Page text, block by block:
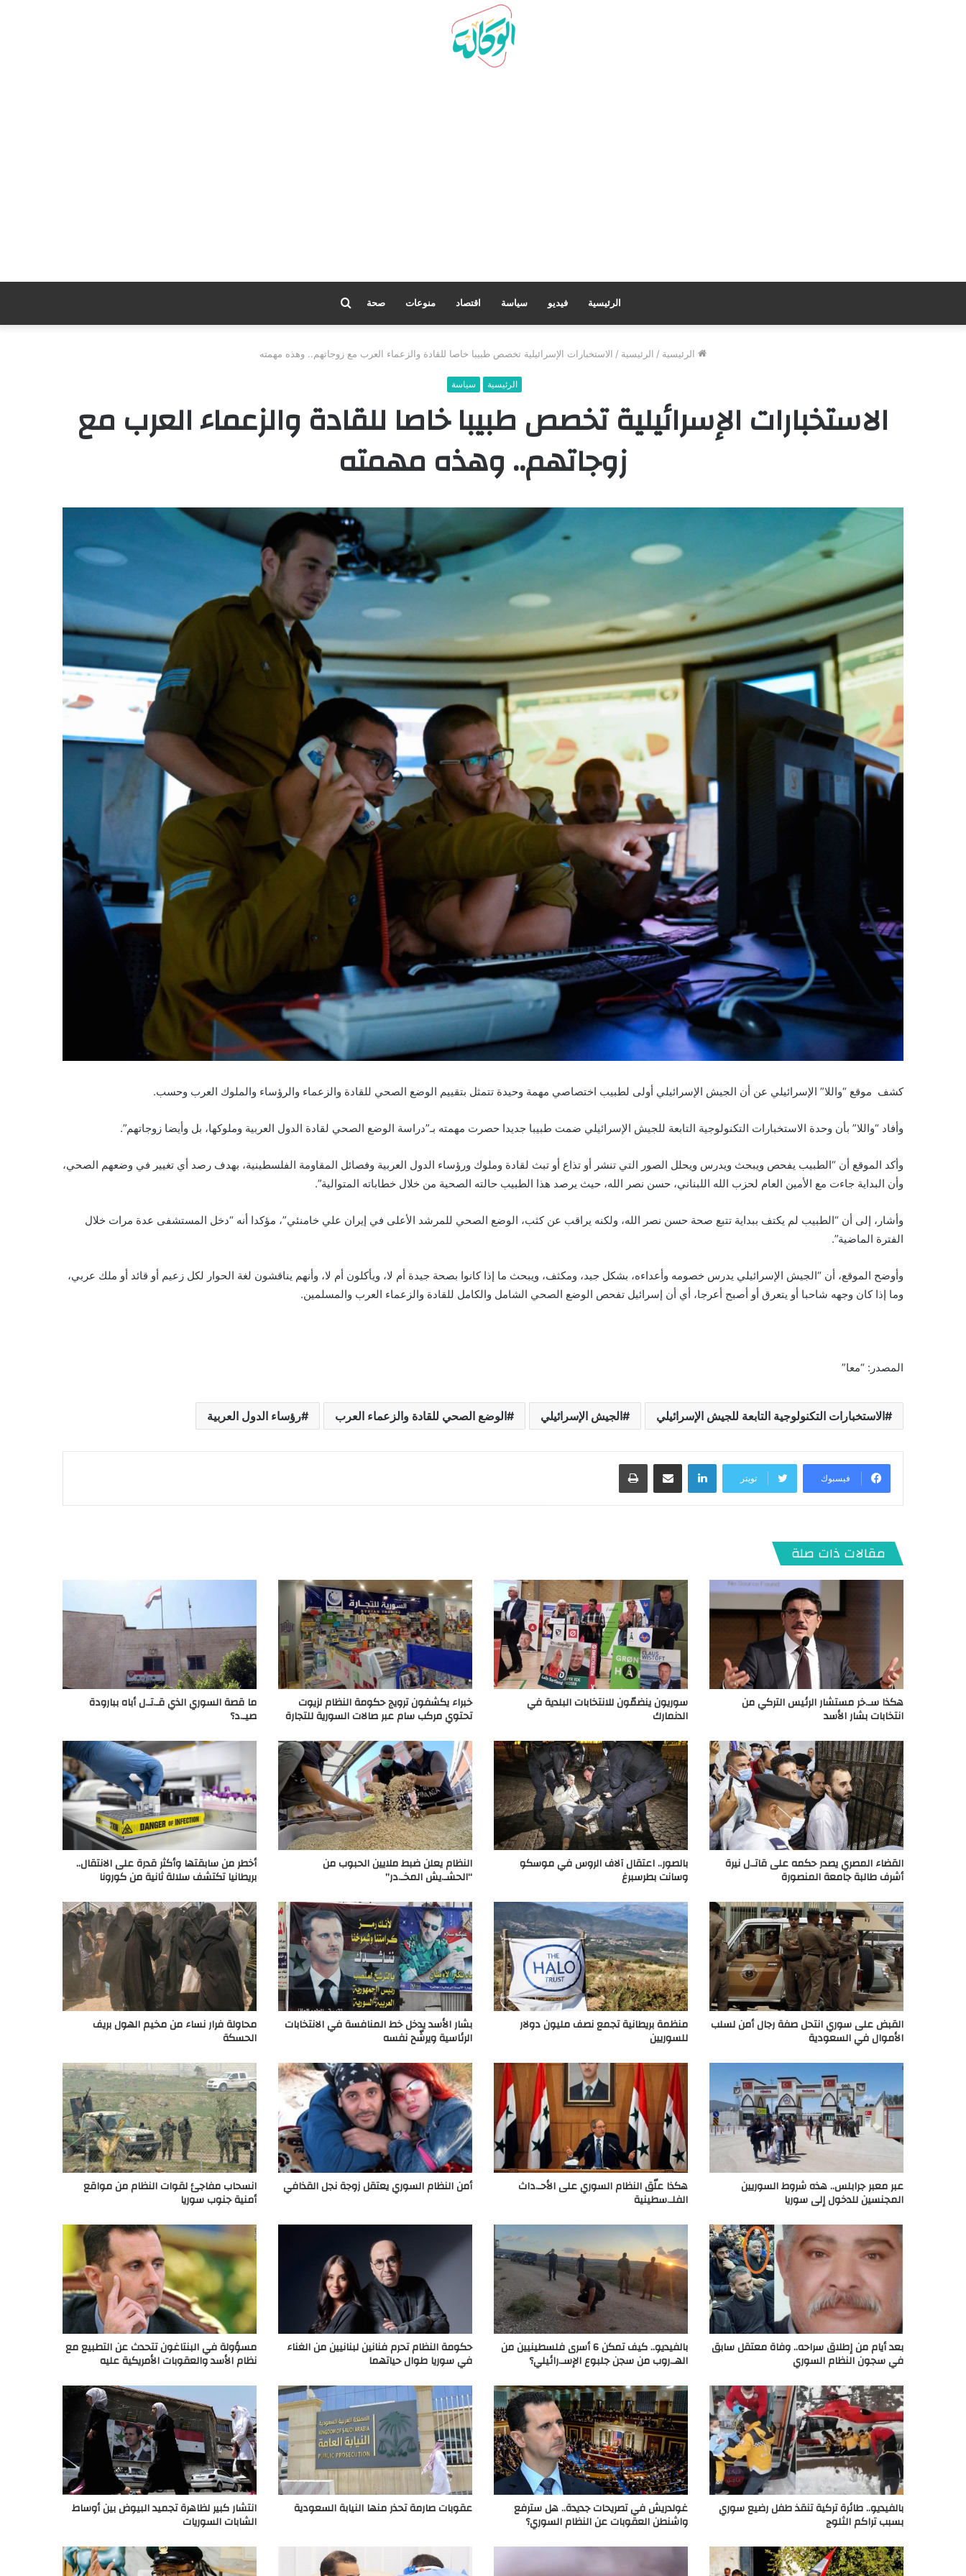
الرئيسية فيديو سياسة اقتصاد منوعات صحة
الرئيسية / الرئيسية / الاستخبارات الإسرائيلية تخصص طبيبا خاصا للقادة والزعماء العرب مع زوجاتهم.. وهذه مهمته
الرئيسية سياسة
الاستخبارات الإسرائيلية تخصص طبيبا خاصا للقادة والزعماء العرب مع
زوجاتهم.. وهذه مهمته
كشف موقع “واللا” الإسرائيلي عن أن الجيش الإسرائيلي أولى لطبيب اختصاصي مهمة وحيدة تتمثل بتقييم الوضع الصحي للقادة والزعماء والرؤساء والملوك العرب وحسب.
وأفاد “واللا” بأن وحدة الاستخبارات التكنولوجية التابعة للجيش الإسرائيلي ضمت طبيبا جديدا حصرت مهمته بـ”دراسة الوضع الصحي لقادة الدول العربية وملوكها، بل وأيضا زوجاتهم”.
وأكد الموقع أن “الطبيب يفحص ويبحث ويدرس ويحلل الصور التي تنشر أو تذاع أو تبث لقادة وملوك ورؤساء الدول العربية وفصائل المقاومة الفلسطينية، بهدف رصد أي تغيير في وضعهم الصحي،
وأن البداية جاءت مع الأمين العام لحزب الله اللبناني، حسن نصر الله، حيث يرصد هذا الطبيب حالته الصحية من خلال خطاباته المتوالية”.
وأشار، إلى أن “الطبيب لم يكتف ببداية تتبع صحة حسن نصر الله، ولكنه يراقب عن كثب، الوضع الصحي للمرشد الأعلى في إيران علي خامنئي”، مؤكدا أنه “دخل المستشفى عدة مرات خلال
الفترة الماضية”.
وأوضح الموقع، أن “الجيش الإسرائيلي يدرس خصومه وأعداءه، بشكل جيد، ومكثف، ويبحث ما إذا كانوا بصحة جيدة أم لا، ويأكلون أم لا، وأنهم يناقشون لغة الحوار لكل زعيم أو قائد أو ملك عربي،
وما إذا كان وجهه شاحبا أو يتعرق أو أصبح أعرجا، أي أن إسرائيل تفحص الوضع الصحي الشامل والكامل للقادة والزعماء العرب والمسلمين.
المصدر: “معا”
الاستخبارات التكنولوجية التابعة للجيش الإسرائيلي الجيش الإسرائيلي الوضع الصحي للقادة والزعماء العرب رؤساء الدول العربية
فيسبوك تويتر
لينكدإن
مقالات ذات صلة
هكذا سـ.خر مستشار الرئيس التركي من
انتخابات بشار الأسد
سوريون ينضمّون للانتخابات البلدية في
الدنمارك
خبراء يكشفون ترويج حكومة النظام لزيوت
تحتوي مركب سام عبر صالات السورية للتجارة
ما قصة السوري الذي قـ.تـ.ل أباه ببارودة
صيـ.د؟
القضاء المصري يصدر حكمه على قاتـ.ل نيرة
أشرف طالبة جامعة المنصورة
بالصور.. اعتقال آلاف الروس في موسكو
وسانت بطرسبرغ
النظام يعلن ضبط ملايين الحبوب من
“الحشـ.يش المخـ.در”
أخطر من سابقتها وأكثر قدرة على الانتقال..
بريطانيا تكتشف سلالة ثانية من كورونا
القبض على سوري انتحل صفة رجال أمن لسلب
الأموال في السعودية
منظمة بريطانية تجمع نصف مليون دولار
للسوريين
بشار الأسد يدخل خط المنافسة في الانتخابات
الرئاسية ويرشّح نفسه
محاولة فرار نساء من مخيم الهول بريف
الحسكة
عبر معبر جرابلس.. هذه شروط السوريين
المجنسين للدخول إلى سوريا
هكذا علّق النظام السوري على الأحـ.داث
الفلـ.سطينية
أمن النظام السوري يعتقل زوجة نجل القذافي انسحاب مفاجئ لقوات النظام من مواقع
أمنية جنوب سوريا
بعد أيام من إطلاق سراحه.. وفاة معتقل سابق
في سجون النظام السوري
بالفيديو.. كيف تمكن 6 أسرى فلسطينيين من
الهـ.روب من سجن جلبوع الإسـ.رائيلي؟
حكومة النظام تحرم فنانين لبنانيين من الغناء
في سوريا طوال حياتهما
مسؤولة في البنتاغون تتحدث عن التطبيع مع
نظام الأسد والعقوبات الأمريكية عليه
بالفيديو.. طائرة تركية تنقذ طفل رضيع سوري
بسبب تراكم الثلوج
غولدريش في تصريحات جديدة.. هل سترفع
واشنطن العقوبات عن النظام السوري؟
عقوبات صارمة تحذر منها النيابة السعودية انتشار كبير لظاهرة تجميد البيوض بين أوساط
الشابات السوريات